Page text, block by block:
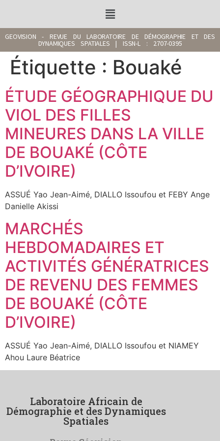
GEOVISION - REVUE DU LABORATOIRE DE DÉMOGRAPHIE ET DES
DYNAMIQUES SPATIALES | ISSN-L : 2707-0395
Étiquette : Bouaké
ÉTUDE GÉOGRAPHIQUE DU
VIOL DES FILLES
MINEURES DANS LA VILLE
DE BOUAKÉ (CÔTE
D’IVOIRE)
ASSUÉ Yao Jean-Aimé, DIALLO Issoufou et FEBY Ange
Danielle Akissi
MARCHÉS
HEBDOMADAIRES ET
ACTIVITÉS GÉNÉRATRICES
DE REVENU DES FEMMES
DE BOUAKÉ (CÔTE
D’IVOIRE)
ASSUÉ Yao Jean-Aimé, DIALLO Issoufou et NIAMEY
Ahou Laure Béatrice
Laboratoire Africain de
Démographie et des Dynamiques
Spatiales